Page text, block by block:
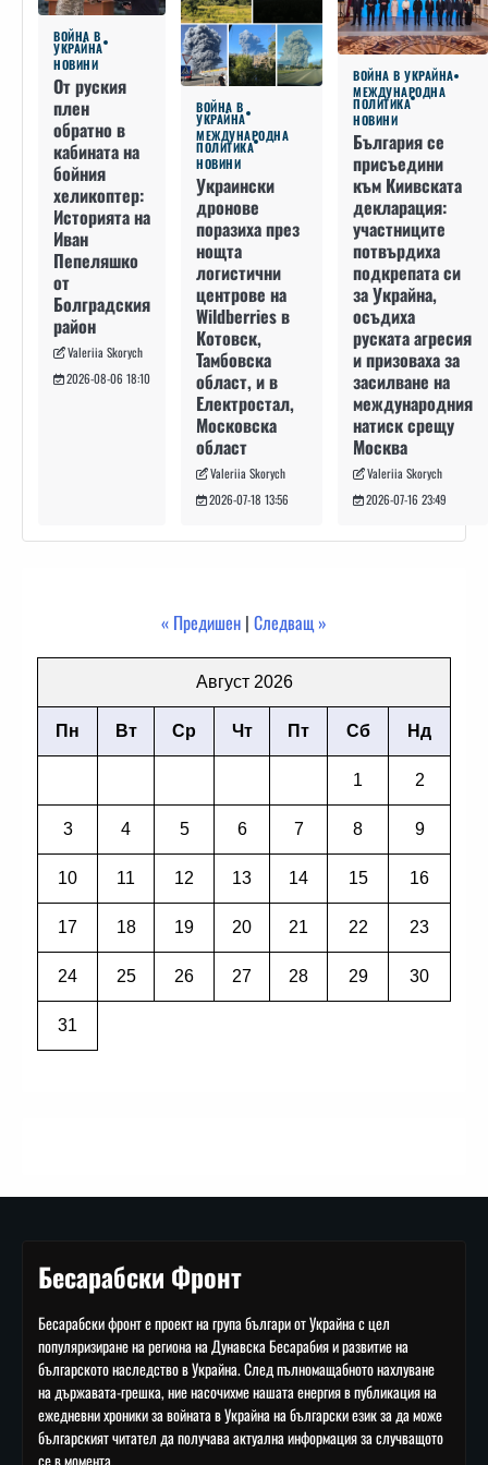
ВОЙНА В
УКРАЙНА
НОВИНИ
От руския
плен
обратно в
кабината на
бойния
хеликоптер:
Историята на
Иван
Пепеляшко
от
Болградския
район
Valeriia Skorych
2026-08-06 18:10
ВОЙНА В
УКРАЙНА
МЕЖДУНАРОДНА
ПОЛИТИКА
НОВИНИ
Украински
дронове
поразиха през
нощта
логистични
центрове на
Wildberries в
Котовск,
Тамбовска
област, и в
Електростал,
Московска
област
Valeriia Skorych
2026-07-18 13:56
ВОЙНА В УКРАЙНА
МЕЖДУНАРОДНА
ПОЛИТИКА
НОВИНИ
България се
присъедини
към Киивската
декларация:
участниците
потвърдиха
подкрепата си
за Украйна,
осъдиха
руската агресия
и призоваха за
засилване на
международния
натиск срещу
Москва
Valeriia Skorych
2026-07-16 23:49
« Предишен | Следващ »
Август 2026
Пн Вт Ср Чт Пт Сб Нд
1 2
3 4 5 6 7 8 9
10 11 12 13 14 15 16
17 18 19 20 21 22 23
24 25 26 27 28 29 30
31
Бесарабски Фронт
Бесарабски фронт е проект на група българи от Украйна с цел
популяризиране на региона на Дунавска Бесарабия и развитие на
българското наследство в Украйна. След пълномащабното нахлуване
на държавата-грешка, ние насочихме нашата енергия в публикация на
ежедневни хроники за войната в Украйна на български език за да може
българският читател да получава актуална информация за случващото
се в момента.